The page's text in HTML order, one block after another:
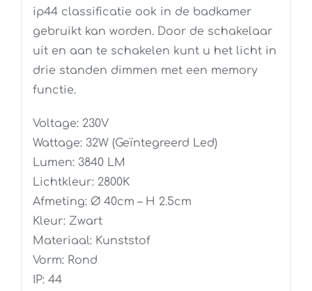
ip44 classificatie ook in de badkamer
gebruikt kan worden. Door de schakelaar
uit en aan te schakelen kunt u het licht in
drie standen dimmen met een memory
functie.
Voltage: 230V
Wattage: 32W (Geïntegreerd Led)
Lumen: 3840 LM
Lichtkleur: 2800K
Afmeting: Ø 40cm – H 2.5cm
Kleur: Zwart
Materiaal: Kunststof
Vorm: Rond
IP: 44